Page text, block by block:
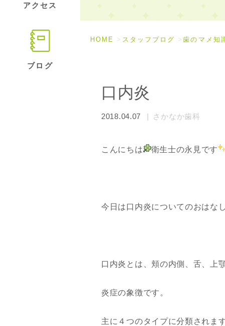
アクセス
ブログ
HOME スタッフブログ 歯のマメ知
口内炎
2018.04.07 さかなか歯科
こんにちは 衛生士の永見です
今日は口内炎についてのおはな
口内炎とは、頬の内側、舌、上
炎症の象徴です。
主に４つのタイプに分類されます